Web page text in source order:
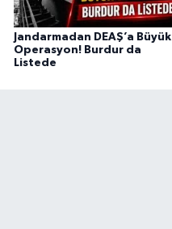
Jandarmadan DEAŞ’a Büyük
Operasyon! Burdur da
Listede